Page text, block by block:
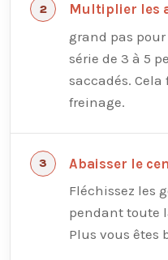
Multiplier les
grand pas
série de 3 à 5
saccadés.
freinage.
Abaisser le
Fléchissez les
pendant toute
Plus vous êtes